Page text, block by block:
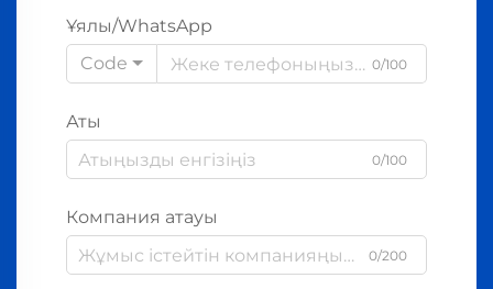
Ұялы/WhatsApp
Code
0/100
Аты
0/100
Компания атауы
0/200